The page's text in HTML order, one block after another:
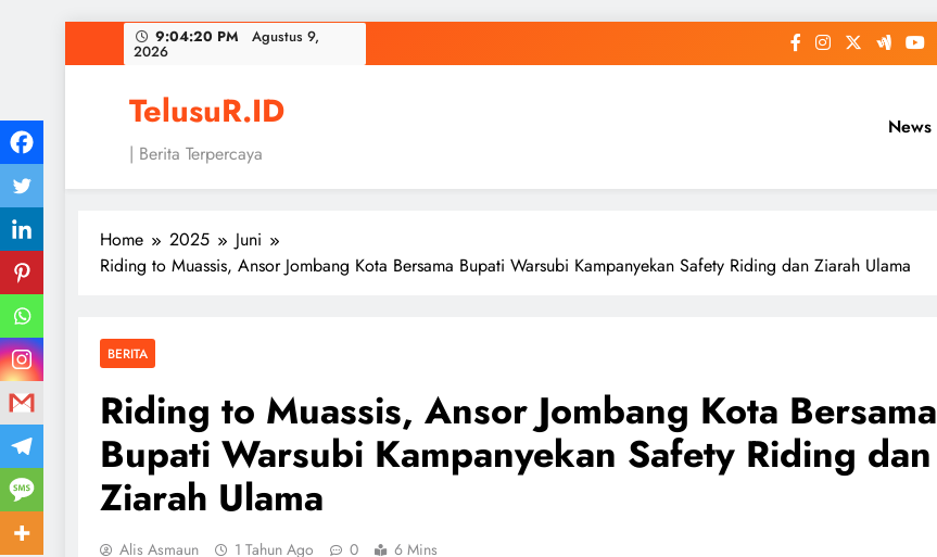
to
9:04:21 PM Agustus 9, 2026
TelusuR.ID
| Berita Terpercaya
News
Home 2025
Juni
Riding to Muassis, Ansor Jombang Kota Bersama Bupati Warsubi Kampanyekan Safety Riding dan Ziarah Ulama
BERITA
Riding to Muassis, Ansor Jombang Kota Bersama
Bupati Warsubi Kampanyekan Safety Riding dan
Ziarah Ulama
Alis Asmaun 1 Tahun Ago 0 6 Mins